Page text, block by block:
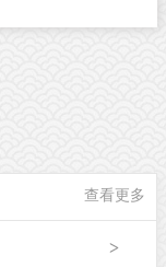
细胞》（Cell）
速三维病理技术平
快速组织透明化技
理成像周期漫长的
查看更多
>